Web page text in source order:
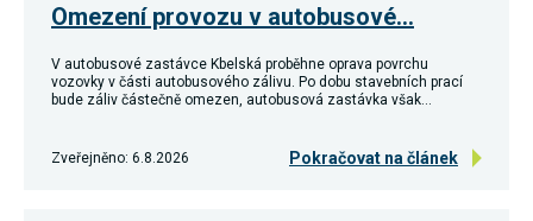
Omezení provozu v autobusové…
V autobusové zastávce Kbelská proběhne oprava povrchu
vozovky v části autobusového zálivu. Po dobu stavebních prací
bude záliv částečně omezen, autobusová zastávka však…
Zveřejněno: 6.8.2026 Pokračovat na článek
cookies
Reklamní cookies
používáme my
mohli zobrazit